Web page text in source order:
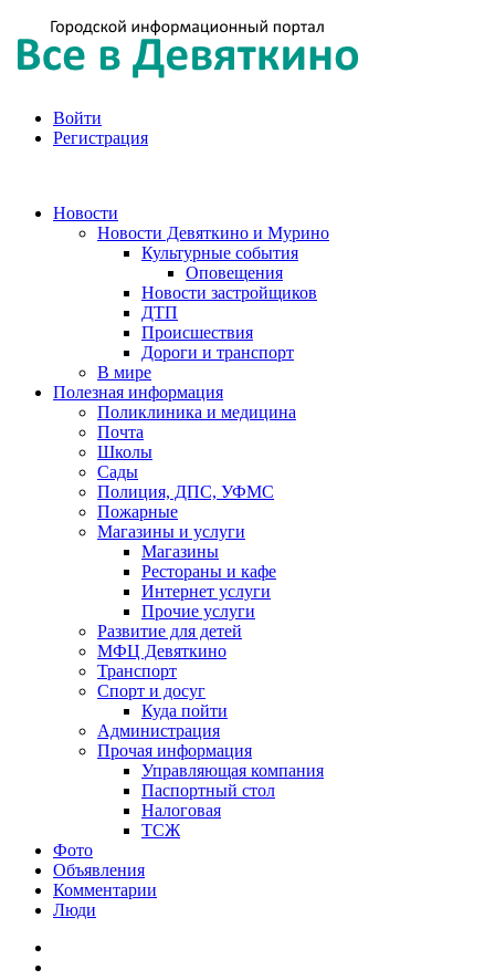
Войти
Регистрация
Новости
Новости Девяткино и Мурино
Культурные события
Оповещения
Новости застройщиков
ДТП
Происшествия
Дороги и транспорт
В мире
Полезная информация
Поликлиника и медицина
Почта
Школы
Сады
Полиция, ДПС, УФМС
Пожарные
Магазины и услуги
Магазины
Рестораны и кафе
Интернет услуги
Прочие услуги
Развитие для детей
МФЦ Девяткино
Транспорт
Спорт и досуг
Куда пойти
Администрация
Прочая информация
Управляющая компания
Паспортный стол
Налоговая
ТСЖ
Фото
Объявления
Комментарии
Люди